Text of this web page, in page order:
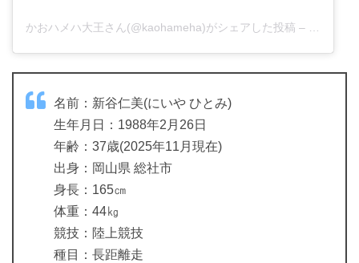
かおハメハ大王さん(@kaohameha)がシェアした投稿 – 2018年
名前：新谷仁美(にいや ひとみ)
生年月日：1988年2月26日
年齢：37歳(2025年11月現在)
出身：岡山県 総社市
身長：165㎝
体重：44㎏
競技：陸上競技
種目：長距離走